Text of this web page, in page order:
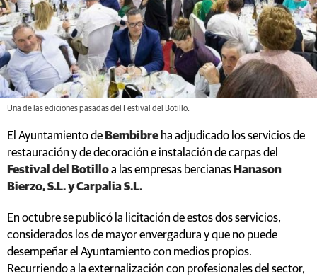
Una de las ediciones pasadas del Festival del Botillo.
El Ayuntamiento de Bembibre ha adjudicado los servicios de
restauración y de decoración e instalación de carpas del
Festival del Botilloa las empresas bercianas Hanason
Bierzo, S.L. y Carpalia S.L.
En octubre se publicó la licitación de estos dos servicios,
considerados los de mayor envergadura y que no puede
desempeñar el Ayuntamiento con medios propios.
Recurriendo a la externalización con profesionales del sector,